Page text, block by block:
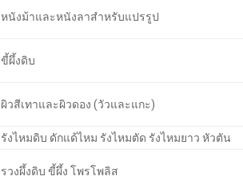
หนังม้าและหนังลาสำหรับแปรรูป
ขี้ผึ้งดิบ
ผิวสีเทาและผิวดอง (วัวและแกะ)
รังไหมดิบ ดักแด้ไหม รังไหมตัด รังไหมยาว หัวตัน
รวงผึ้งดิบ ขี้ผึ้ง โพรโพลิส